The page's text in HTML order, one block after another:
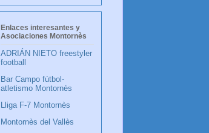
Enlaces interesantes y
Asociaciones Montornès
ADRIÁN NIETO freestyler
football
Bar Campo fútbol-
atletismo Montornès
Lliga F-7 Montornès
Montornès del Vallès